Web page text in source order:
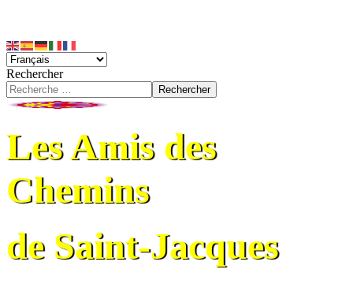
Rechercher
Rechercher
Les Amis des
Chemins
de Saint-Jacques